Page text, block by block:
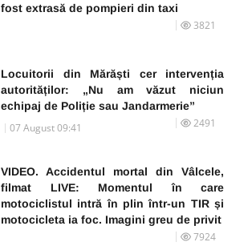
fost extrasă de pompieri din taxi
3821
Locuitorii din Mărăști cer intervenția
autorităților: „Nu am văzut niciun
echipaj de Poliție sau Jandarmerie”
07 August 09:41 2491
VIDEO. Accidentul mortal din Vâlcele,
filmat LIVE: Momentul în care
motociclistul intră în plin într-un TIR și
motocicleta ia foc. Imagini greu de privit
7924